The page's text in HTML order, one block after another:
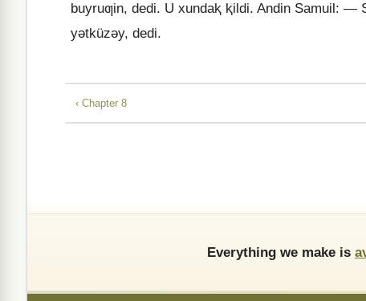
buyruƣin, dedi. U xundaⱪ ⱪildi. Andin Samuil: —
yǝtküzǝy, dedi.
‹ Chapter 8
Everything we make is